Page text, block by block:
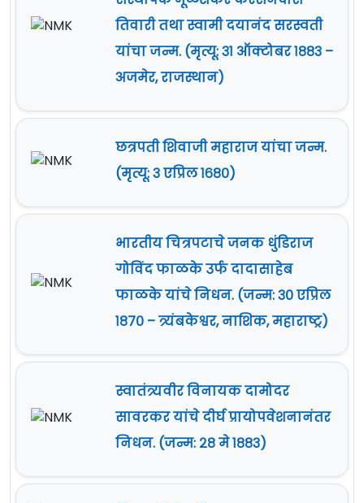
तिवारी तथा स्वामी दयानंद सरस्वती
यांचा जन्म. (मृत्यू: ३१ ऑक्टोबर १८८३ –
अजमेर, राजस्थान)
छत्रपती शिवाजी महाराज यांचा जन्म.
(मृत्यू: ३ एप्रिल १६८०)
भारतीय चित्रपटाचे जनक धुंडिराज
गोविंद फाळके उर्फ दादासाहेब
फाळके यांचे निधन. (जन्म: ३० एप्रिल
१८७० – त्र्यंबकेश्वर, नाशिक, महाराष्ट्र)
स्वातंत्र्यवीर विनायक दामोदर
सावरकर यांचे दीर्घ प्रायोपवेशनानंतर
निधन. (जन्म: २८ मे १८८३)